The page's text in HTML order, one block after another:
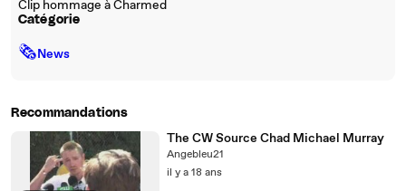
Clip hommage à Charmed
Catégorie
🗞News
Recommandations
The CW Source Chad Michael Murray
Angebleu21
il y a 18 ans